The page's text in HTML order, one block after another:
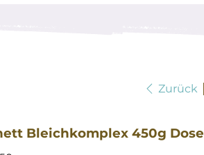
Zurück
Bleichkomplex 450g Dose